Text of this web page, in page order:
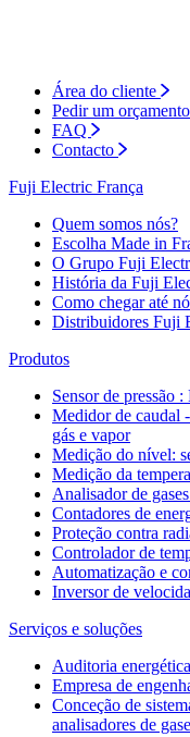
Área do cliente
Pedir um orçamento
FAQ
Contacto
Fuji Electric França
Quem somos nós?
Escolha Made in
O Grupo Fuji
História da Fuji
Como chegar até
Distribuidores Fuji
Produtos
Sensor de pressão
Medidor de caudal
gás e vapor
Medição do nível:
Medição da
Analisador de
Contadores de
Proteção contra
Controlador de
Automatização e
Inversor de
Serviços e soluções
Auditoria
Empresa de
Conceção de
analisadores de